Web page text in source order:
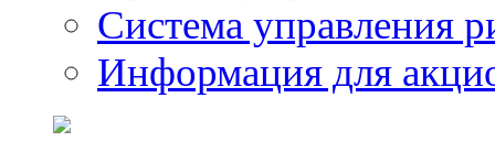
Система управления
Информация для